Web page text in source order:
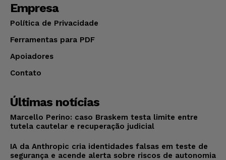
Empresa
Política de Privacidade
Ferramentas para PDF
Apoiadores
Contato
Últimas notícias
Marcello Perino: caso Braskem testa limite entre
tutela cautelar e recuperação judicial
IA da Anthropic cria identidades falsas em teste de
segurança e acende alerta sobre riscos de autonomia